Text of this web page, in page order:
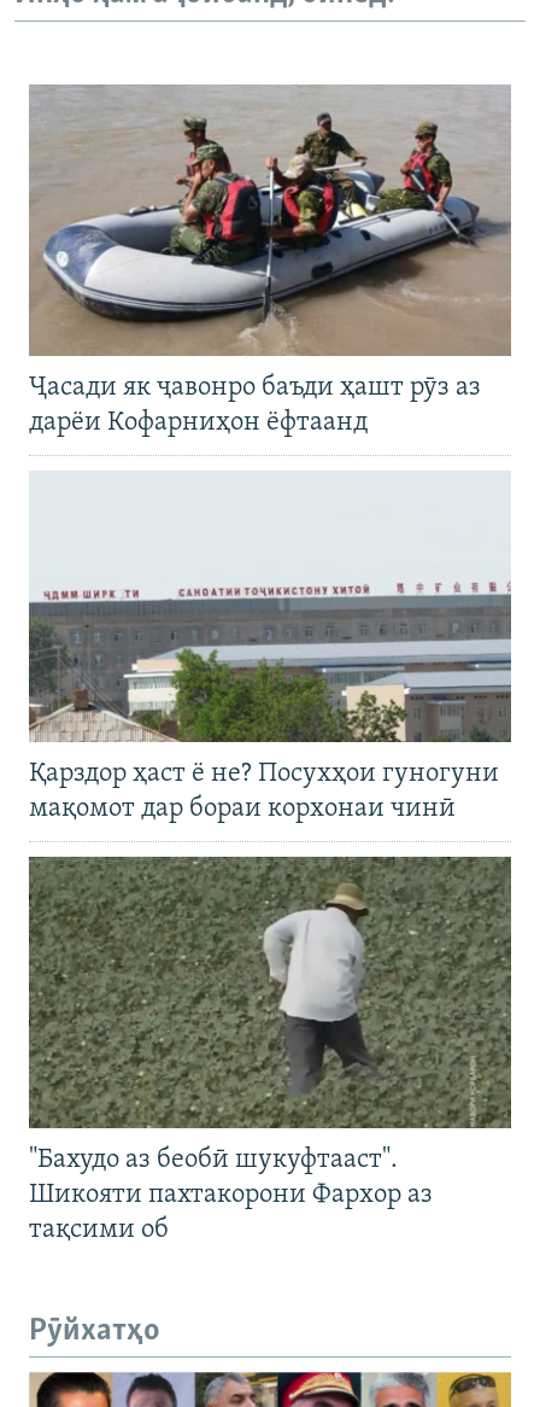
Ҷасади як ҷавонро баъди ҳашт рӯз аз
дарёи Кофарниҳон ёфтаанд
Қарздор ҳаст ё не? Посухҳои гуногуни
мақомот дар бораи корхонаи чинӣ
"Бахудо аз беобӣ шукуфтааст".
Шикояти пахтакорони Фархор аз
тақсими об
Рӯйхатҳо